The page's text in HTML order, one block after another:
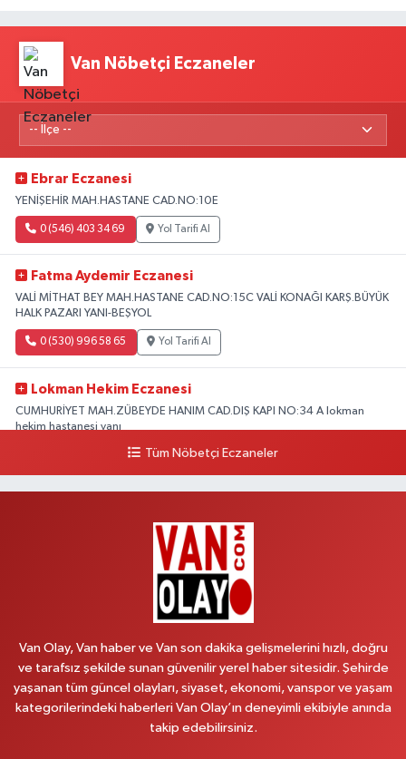
Van Nöbetçi Eczaneler
Ebrar Eczanesi
YENİŞEHİR MAH.HASTANE CAD.NO:10E
0 (546) 403 34 69 Yol Tarifi Al
Fatma Aydemir Eczanesi
VALİ MİTHAT BEY MAH.HASTANE CAD.NO:15C VALİ KONAĞI KARŞ.BÜYÜK
HALK PAZARI YANI-BEŞYOL
0 (530) 996 58 65 Yol Tarifi Al
Lokman Hekim Eczanesi
CUMHURİYET MAH.ZÜBEYDE HANIM CAD.DIŞ KAPI NO:34 A lokman
hekim hastanesi yanı
Yol Tarifi Al
Vanyolu Caddesi Yeni Diş Hastanesi Yanı NO:102F
Yol Tarifi Al
CUMHURİYET MAH.KONAK SK.NO:6
0 (530) 442 24 65 Yol Tarifi Al
Yiğit Eczanesi
Tüm Nöbetçi Eczaneler
Van Olay, Van haber ve Van son dakika gelişmelerini hızlı, doğru
ve tarafsız şekilde sunan güvenilir yerel haber sitesidir. Şehirde
yaşanan tüm güncel olayları, siyaset, ekonomi, vanspor ve yaşam
kategorilerindeki haberleri Van Olay’ın deneyimli ekibiyle anında
takip edebilirsiniz.